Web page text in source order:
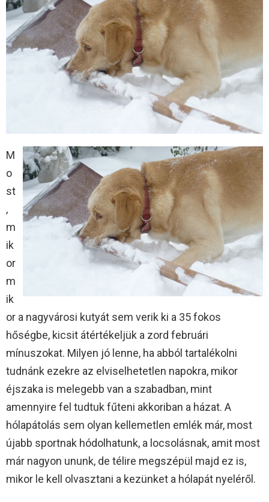
M
o
st
,
m
ik
or
m
ik
or a nagyvárosi kutyát sem verik ki a 35 fokos
hőségbe, kicsit átértékeljük a zord februári
mínuszokat. Milyen jó lenne, ha abból tartalékolni
tudnánk ezekre az elviselhetetlen napokra, mikor
éjszaka is melegebb van a szabadban, mint
amennyire fel tudtuk fűteni akkoriban a házat. A
hólapátolás sem olyan kellemetlen emlék már, most
újabb sportnak hódolhatunk, a locsolásnak, amit most
már nagyon ununk, de télire megszépül majd ez is,
mikor le kell olvasztani a kezünket a hólapát nyeléről.